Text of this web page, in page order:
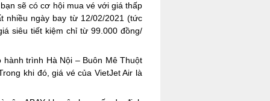
sẽ có cơ hội mua vé với giá thấp
nhiều ngày bay từ 12/02/2021 (tức
siêu tiết kiệm chỉ từ 99.000 đồng/
trình Hà Nội – Buôn Mê Thuột
khi đó, giá vé của VietJet Air là